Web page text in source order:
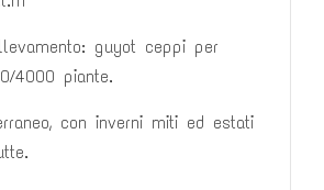
guyot ceppi per
4000 piante.
con inverni miti ed estati